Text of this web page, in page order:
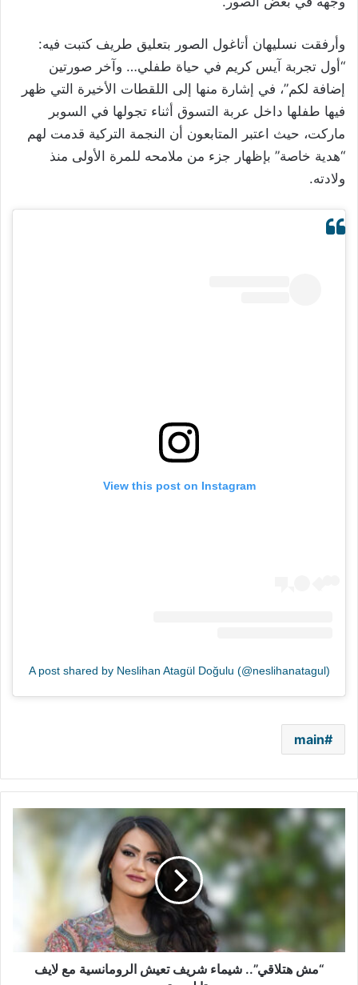
وأرفقت نسليهان أتاغول الصور بتعليق طريف كتبت فيه:
“أول تجربة آيس كريم في حياة طفلي… وآخر صورتين
إضافة لكم”، في إشارة منها إلى اللقطات الأخيرة التي ظهر
فيها طفلها داخل عربة التسوق أثناء تجولها في السوبر
ماركت، حيث اعتبر المتابعون أن النجمة التركية قدمت لهم
“هدية خاصة” بإظهار جزء من ملامحه للمرة الأولى منذ
ولادته.
View this post on Instagram
A post shared by Neslihan Atagül Doğulu (@neslihanatagul)
main
“مش
هتلاقي”..
شيماء
شريف
الرومانسية
لايف
ستايلز
ستوديوز“مش هتلاقي”.. شيماء شريف تعيش الرومانسية مع لايف